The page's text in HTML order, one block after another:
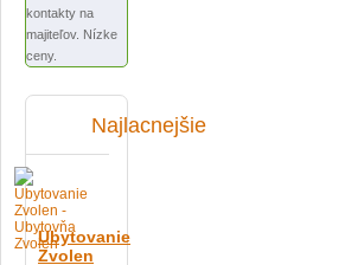
kontakty na
majiteľov. Nízke
ceny.
Najlacnejšie
Ubytovanie
Zvolen